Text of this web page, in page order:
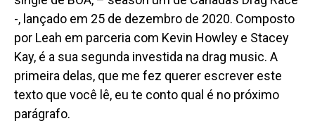
single de BOA, – season um de Canada’s Drag Race
-, lançado em 25 de dezembro de 2020.
Compost
por Leah em parceria com Kevin Howley e Stacey
Kay, é a sua segunda investida na drag music. A
primeira delas, que me fez querer escrever este
texto que você lê, eu te conto qual é no próximo
parágrafo.